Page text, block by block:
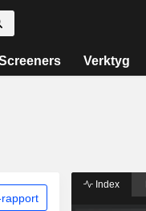
Verktyg
Index